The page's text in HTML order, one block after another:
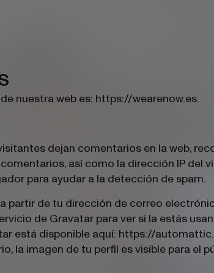
nuestra web es: https://wearenow.es.
dejan comentarios en la web,
así como la dirección IP del
para ayudar a la detección de spam.
partir de tu dirección de correo
de Gravatar para ver si la estás
está disponible aquí: https://
la imagen de tu perfil es visible para el